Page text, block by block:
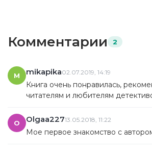
Комментарии 2
M mikapika02.07.2019, 14:19
Книга очень понравилась,
читателям и любителям
O Olgaa22713.05.2018, 11:22
Мое первое знакомство с